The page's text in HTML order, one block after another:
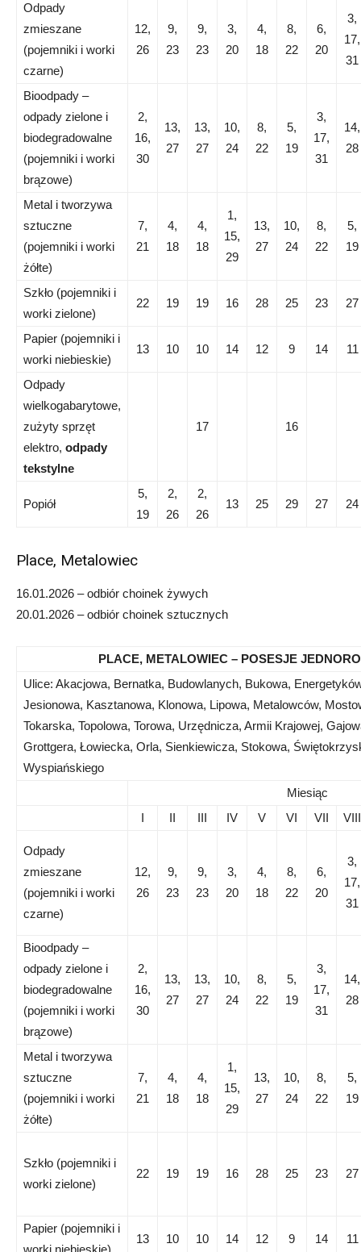
Odpady
zmieszane
(pojemniki i worki
czarne)
12,
26
9,
23
9,
23
3,
20
4,
18
8,
22
6,
20
3,
17,
31
Bioodpady –
odpady zielone i
biodegradowalne
(pojemniki i worki
brązowe)
2,
16,
30
13,
27
13,
27
10,
24
8,
22
5,
19
3,
17,
31
14,
28
Metal i tworzywa
sztuczne
(pojemniki i worki
żółte)
7,
21
4,
18
4,
18
1,
15,
29
13,
27
10,
24
8,
22
5,
19
Szkło (pojemniki i
worki zielone)
22 19 19 16 28 25 23 27
Papier (pojemniki i
worki niebieskie)
13 10 10 14 12 9 14 11
Odpady
wielkogabarytowe,
zużyty sprzęt
elektro, odpady
tekstylne
17 16
Popiół
5,
19
2,
26
2,
26
13 25 29 27 24
Place, Metalowiec
16.01.2026 – odbiór choinek żywych
20.01.2026 – odbiór choinek sztucznych
PLACE, METALOWIEC – POSESJE
Ulice: Akacjowa, Bernatka, Budowlanych, Bukowa,
Jesionowa, Kasztanowa, Klonowa, Lipowa, Metalowców,
Tokarska, Topolowa, Torowa, Urzędnicza, Armii Krajowej,
Grottgera, Łowiecka, Orla, Sienkiewicza, Stokowa,
Wyspiańskiego
Miesiąc
I
II III IV V VI VII VIII
Odpady
zmieszane
(pojemniki i worki
czarne)
12,
26
9,
23
9,
23
3,
20
4,
18
8,
22
6,
20
3,
17,
31
Bioodpady –
odpady zielone i
biodegradowalne
(pojemniki i worki
brązowe)
2,
16,
30
13,
27
13,
27
10,
24
8,
22
5,
19
3,
17,
31
14,
28
Metal i tworzywa
sztuczne
(pojemniki i worki
żółte)
7,
21
4,
18
4,
18
1,
15,
29
13,
27
10,
24
8,
22
5,
19
Szkło (pojemniki i
worki zielone)
22 19 19 16 28 25 23 27
Papier (pojemniki i
worki niebieskie)
13 10 10 14 12 9 14 11